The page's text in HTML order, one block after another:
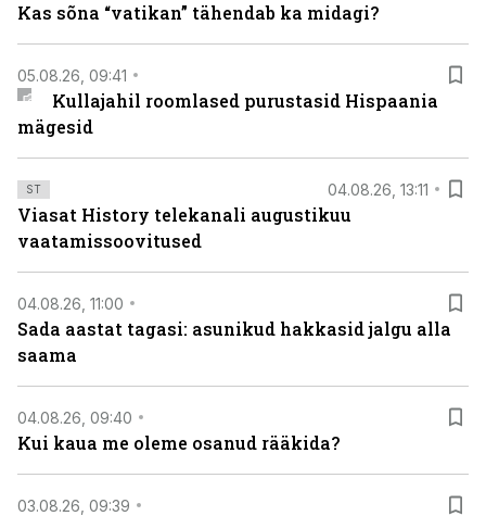
Kas sõna “vatikan” tähendab ka midagi?
05.08.26, 09:41
Kullajahil roomlased purustasid Hispaania
mägesid
ST 04.08.26, 13:11
Viasat History telekanali augustikuu
vaatamissoovitused
04.08.26, 11:00
Sada aastat tagasi: asunikud hakkasid jalgu alla
saama
04.08.26, 09:40
Kui kaua me oleme osanud rääkida?
03.08.26, 09:39